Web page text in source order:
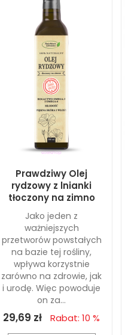
Prawdziwy Olej
rydzowy z lnianki
tłoczony na zimno
Jako jeden z
ważniejszych
przetworów powstałych
na bazie tej rośliny,
wpływa korzystnie
zarówno na zdrowie, jak
i urodę. Więc powoduje
on za...
29,69 zł Rabat: 10 %